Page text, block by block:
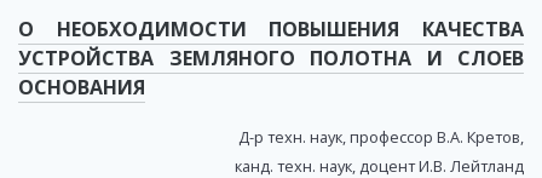
О НЕОБХОДИМОСТИ ПОВЫШЕНИЯ КАЧЕСТВА
УСТРОЙСТВА ЗЕМЛЯНОГО ПОЛОТНА И СЛОЕВ
ОСНОВАНИЯ
Д-р техн. наук, профессор В.А. Кретов,
канд. техн. наук, доцент И.В. Лейтланд